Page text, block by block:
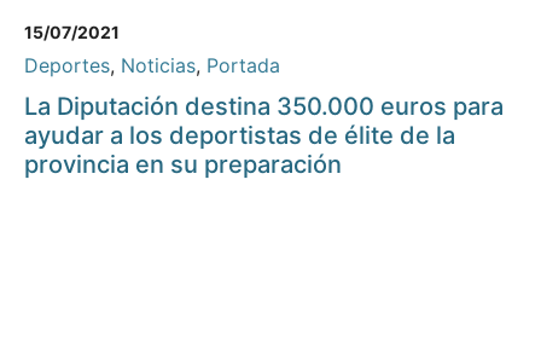
15/07/2021
Deportes, Noticias, Portada
La Diputación destina 350.000 euros para
ayudar a los deportistas de élite de la
provincia en su preparación